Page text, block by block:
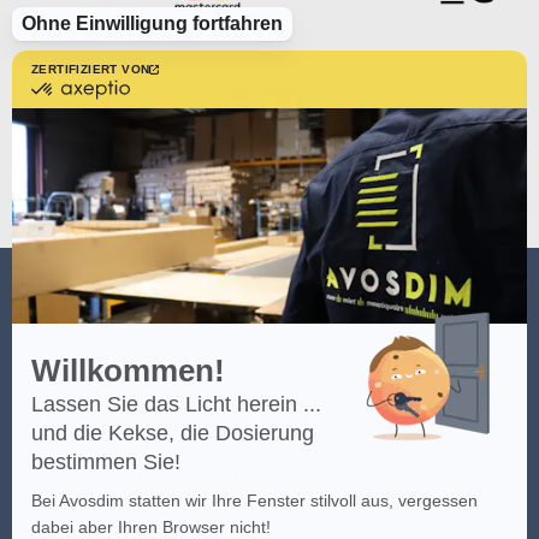
ZERTIFIZIERT VON
-
Erfahren
Sie
mehr
über
Willkommen!
Lassen Sie das Licht herein ...
und die Kekse, die Dosierung
bestimmen Sie!
Bei Avosdim statten wir Ihre Fenster stilvoll aus, vergessen
dabei aber Ihren Browser nicht!
Ohne Einwilligung fortfahren
AVOSDIM
(*) Klicken Sie hier, um die Bedingungen des Angebots einzusehen.
Das Bildmaterial der Webseite ist das intellektuelle Eigentum von
AvosDim, jeder teilweise oder vollkommene Versuch der Kopie ist
untersagt.